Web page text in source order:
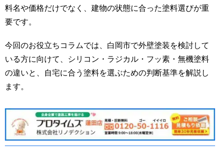
料名や価格だけでなく、建物の状態に合った塗料選びが重
要です。
今回のお役立ちコラムでは、白岡市で外壁塗装を検討して
いる方に向けて、シリコン・ラジカル・フッ素・無機塗料
の違いと、自宅に合う塗料を選ぶための判断基準を解説し
ます。